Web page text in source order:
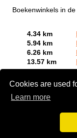
Cookies are used
Learn more
Boekenwinkels in
4.34 km
5.94 km
6.26 km
13.57 km
bedrijf gratis aan